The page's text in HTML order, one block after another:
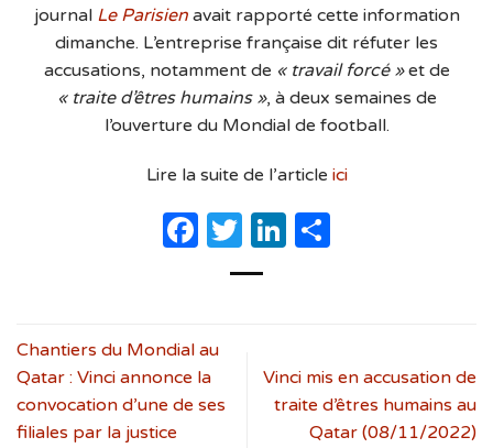
journal Le Parisienavait rapporté cette information
dimanche. L’entreprise française dit réfuter les
accusations, notamment de « travail forcé »et de
« traite d’êtres humains », à deux semaines de
l’ouverture du Mondial de football.
Lire la suite de l’article ici
Facebook
TwitterLinkedIn
Chantiers du Mondial au
Qatar : Vinci annonce la
convocation d’une de ses
filiales par la justice
Vinci mis en accusation de
traite d’êtres humains au
Qatar (08/11/2022)